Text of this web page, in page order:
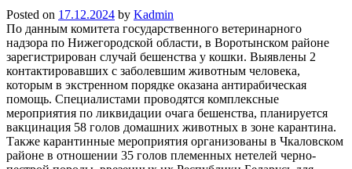
Posted on 17.12.2024 by Kadmin
По данным комитета государственного ветеринарного
надзора по Нижегородской области, в Воротынском районе
зарегистрирован случай бешенства у кошки. Выявлены 2
контактировавших с заболевшим животным человека,
которым в экстренном порядке оказана антирабическая
помощь. Специалистами проводятся комплексные
мероприятия по ликвидации очага бешенства, планируется
вакцинация 58 голов домашних животных в зоне карантина.
Также карантинные мероприятия организованы в Чкаловском
районе в отношении 35 голов племенных нетелей черно-